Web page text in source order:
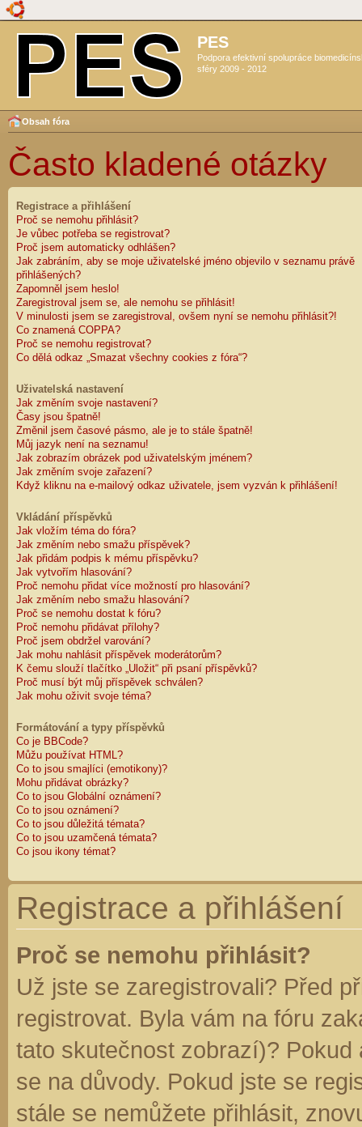
PES
Podpora efektivní spolupráce
sféry 2009 - 2012
Obsah fóra
Často kladené otázky
Registrace a přihlášení
Proč se nemohu přihlásit?
Je vůbec potřeba se registrovat?
Proč jsem automaticky odhlášen?
Jak zabráním, aby se moje uživatelské jméno objevilo v seznamu právě
přihlášených?
Zapomněl jsem heslo!
Zaregistroval jsem se, ale nemohu se přihlásit!
V minulosti jsem se zaregistroval, ovšem nyní se nemohu přihlásit?!
Co znamená COPPA?
Proč se nemohu registrovat?
Co dělá odkaz „Smazat všechny cookies z fóra“?
Uživatelská nastavení
Jak změním svoje nastavení?
Časy jsou špatně!
Změnil jsem časové pásmo, ale je to stále špatně!
Můj jazyk není na seznamu!
Jak zobrazím obrázek pod uživatelským jménem?
Jak změním svoje zařazení?
Když kliknu na e-mailový odkaz uživatele, jsem vyzván k přihlášení!
Vkládání příspěvků
Jak vložím téma do fóra?
Jak změním nebo smažu příspěvek?
Jak přidám podpis k mému příspěvku?
Jak vytvořím hlasování?
Proč nemohu přidat více možností pro hlasování?
Jak změním nebo smažu hlasování?
Proč se nemohu dostat k fóru?
Proč nemohu přidávat přílohy?
Proč jsem obdržel varování?
Jak mohu nahlásit příspěvek moderátorům?
K čemu slouží tlačítko „Uložit“ při psaní příspěvků?
Proč musí být můj příspěvek schválen?
Jak mohu oživit svoje téma?
Formátování a typy příspěvků
Co je BBCode?
Můžu používat HTML?
Co to jsou smajlíci (emotikony)?
Mohu přidávat obrázky?
Co to jsou Globální oznámení?
Co to jsou oznámení?
Co to jsou důležitá témata?
Co to jsou uzamčená témata?
Co jsou ikony témat?
Registrace a přihlášení
Proč se nemohu přihlásit?
Už jste se zaregistrovali? Před
registrovat. Byla vám na fóru
tato skutečnost zobrazí)?
se na důvody. Pokud jste se
stále se nemůžete přihlásit,